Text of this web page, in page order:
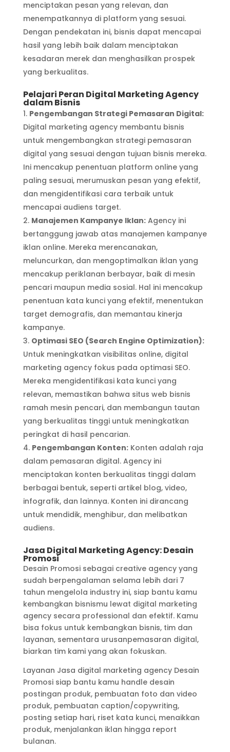
menciptakan pesan yang relevan, dan
menempatkannya di platform yang sesuai.
Dengan pendekatan ini, bisnis dapat mencapai
hasil yang lebih baik dalam menciptakan
kesadaran merek dan menghasilkan prospek
yang berkualitas.
Pelajari Peran Digital Marketing Agency
dalam Bisnis
Pengembangan Strategi Pemasaran Digital:
Digital marketing agency membantu bisnis
untuk mengembangkan strategi pemasaran
digital yang sesuai dengan tujuan bisnis mereka.
Ini mencakup penentuan platform online yang
paling sesuai, merumuskan pesan yang efektif,
dan mengidentifikasi cara terbaik untuk
mencapai audiens target.
Manajemen Kampanye Iklan:Agency ini
bertanggung jawab atas manajemen kampanye
iklan online. Mereka merencanakan,
meluncurkan, dan mengoptimalkan iklan yang
mencakup periklanan berbayar, baik di mesin
pencari maupun media sosial. Hal ini mencakup
penentuan kata kunci yang efektif, menentukan
target demografis, dan memantau kinerja
kampanye.
Optimasi SEO (Search Engine Optimization):
Untuk meningkatkan visibilitas online, digital
marketing agency fokus pada optimasi SEO.
Mereka mengidentifikasi kata kunci yang
relevan, memastikan bahwa situs web bisnis
ramah mesin pencari, dan membangun tautan
yang berkualitas tinggi untuk meningkatkan
peringkat di hasil pencarian.
Pengembangan Konten:Konten adalah raja
dalam pemasaran digital. Agency ini
menciptakan konten berkualitas tinggi dalam
berbagai bentuk, seperti artikel blog, video,
infografik, dan lainnya. Konten ini dirancang
untuk mendidik, menghibur, dan melibatkan
audiens.
Jasa Digital Marketing Agency: Desain
Promosi
Desain Promosi sebagai creative agency yang
sudah berpengalaman selama lebih dari 7
tahun mengelola industry ini, siap bantu kamu
kembangkan bisnismu lewat digital marketing
agency secara professional dan efektif. Kamu
bisa fokus untuk kembangkan bisnis, tim dan
layanan, sementara urusanpemasaran digital,
biarkan tim kami yang akan fokuskan.
Layanan Jasa digital marketing agency Desain
Promosi siap bantu kamu handle desain
postingan produk, pembuatan foto dan video
produk, pembuatan caption/copywriting,
posting setiap hari, riset kata kunci, menaikkan
produk, menjalankan iklan hingga report
bulanan.